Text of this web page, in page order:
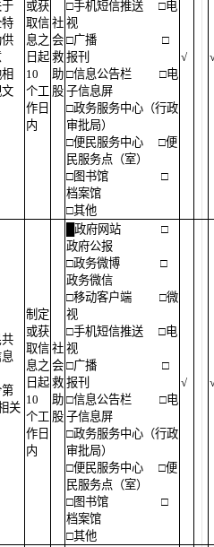
于
供
或获
取信
息之
日起
10
个工
作日
内
社
会
救
助
股
□手机短信推送
□电
视
□广播
□
报刊
□信息公告栏
□电
子信息屏
□政务服务中心（行政
审批局）
□便民服务中心
□便
民服务点（室）
□图书馆
□
档案馆
□其他
√
共
第
关
制定
或获
取信
息之
日起
10
个工
作日
内
社
会
救
助
股
█政府网站
□
政府公报
□政务微博
□
政务微信
□移动客户端
□微
视
□手机短信推送
□电
视
□广播
□
报刊
□信息公告栏
□电
子信息屏
□政务服务中心（行政
审批局）
□便民服务中心
□便
民服务点（室）
□图书馆
□
档案馆
□其他
√